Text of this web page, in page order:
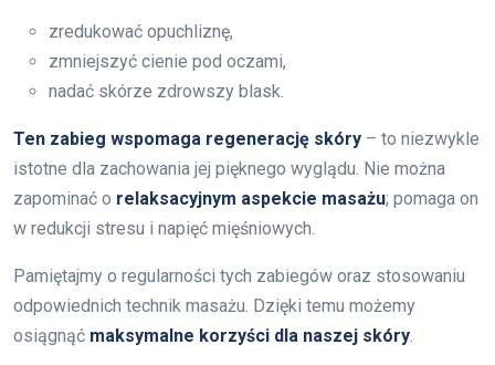
zredukować opuchliznę,
zmniejszyć cienie pod oczami,
nadać skórze zdrowszy blask.
Ten zabieg wspomaga regenerację skóry – to niezwykle
istotne dla zachowania jej pięknego wyglądu. Nie można
zapominać o relaksacyjnym aspekcie masażu; pomaga on
w redukcji stresu i napięć mięśniowych.
Pamiętajmy o regularności tych zabiegów oraz stosowaniu
odpowiednich technik masażu. Dzięki temu możemy
osiągnąć maksymalne korzyści dla naszej skóry.